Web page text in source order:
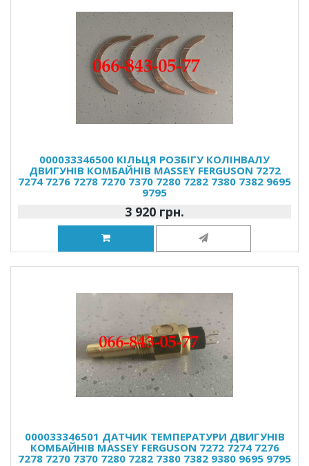
000033346500 КІЛЬЦЯ РОЗБІГУ КОЛІНВАЛУ
ДВИГУНІВ КОМБАЙНІВ MASSEY FERGUSON 7272
7274 7276 7278 7270 7370 7280 7282 7380 7382 9695
9795
3 920 грн.
000033346501 ДАТЧИК ТЕМПЕРАТУРИ ДВИГУНІВ
КОМБАЙНІВ MASSEY FERGUSON 7272 7274 7276
7278 7270 7370 7280 7282 7380 7382 9380 9695 9795